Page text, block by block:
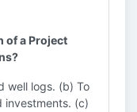
of a Project
well logs. (b) To
investments. (c)